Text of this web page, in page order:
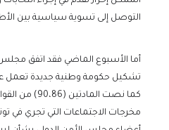
التوصل إلى تسوية سياسية بين
أما الأسبوع الماضي فقد اتفق
تشكيل حكومة وطنية جديدة تعمل
كما نصت
مخرجات الاجتماعات التي تجري في